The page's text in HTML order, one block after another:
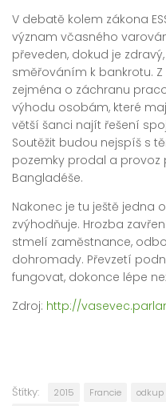
V debatě kolem zákona
význam včasného
převeden, dokud je
směřováním k bankrotu.
zejména o záchranu
výhodu osobám, které
větší šanci najít řešení
Soutěžit budou nejspíš s
pozemky prodal a provoz
Bangladéše.
Nakonec je tu ještě jedna
zvýhodňuje. Hrozba
stmelí zaměstnance,
dohromady. Převzetí
fungovat, dokonce lépe
Zdroj: http://
Štítky: 2015 Francie